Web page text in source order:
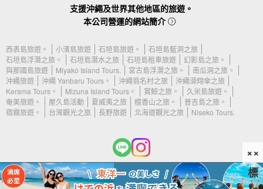
支援沖繩及世界其他地區的旅遊。
本公司營運的網站簡介
西表島旅遊。 小濱島旅遊 石垣島旅遊。
石垣島藍洞之旅
石垣島浮潛之旅。
石垣島潛水之旅 石垣島租車旅遊
幻影島之旅。
與那國島旅遊
Miyako Island Tours. 宮古島浮潛之旅。
南瓜洞之旅。
沖繩旅遊
沖繩 Yanbaru Tours。 沖繩翁名村之旅
沖繩滑翔傘之旅
Kerama Tours。
Mizuna Island Tours。 賞鯨之旅。
久米島旅遊。
奄美旅遊。
屋久島活動 夏威夷之旅 檀香山之旅。
普吉島之旅。
宿霧旅遊。
台灣觀光之旅 長野旅遊 北海道觀光之旅 Niseko Tours.
(c) 2026 Kumejima Tours 保留所有權利。.
××
標